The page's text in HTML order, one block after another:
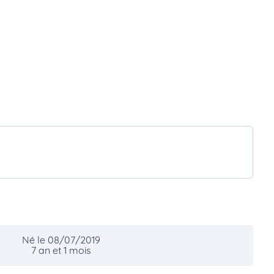
Né le 08/07/2019
7 an et 1 mois